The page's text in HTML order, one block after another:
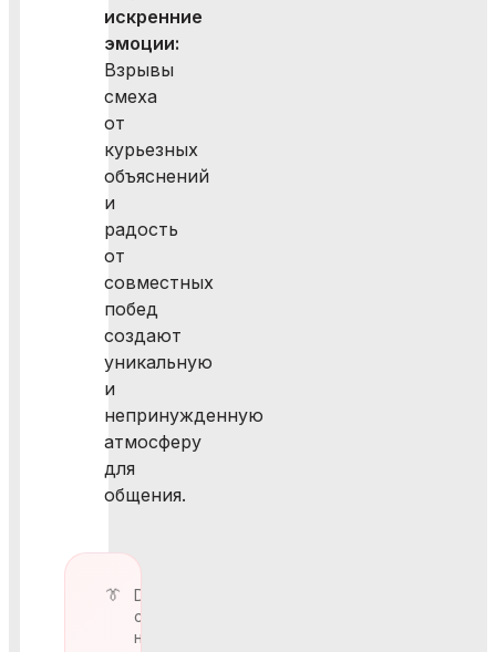
искренние
эмоции:
Взрывы
смеха
от
курьезных
объяснений
и
радость
от
совместных
побед
создают
уникальную
и
непринужденную
атмосферу
для
общения.
Dress-
code
на